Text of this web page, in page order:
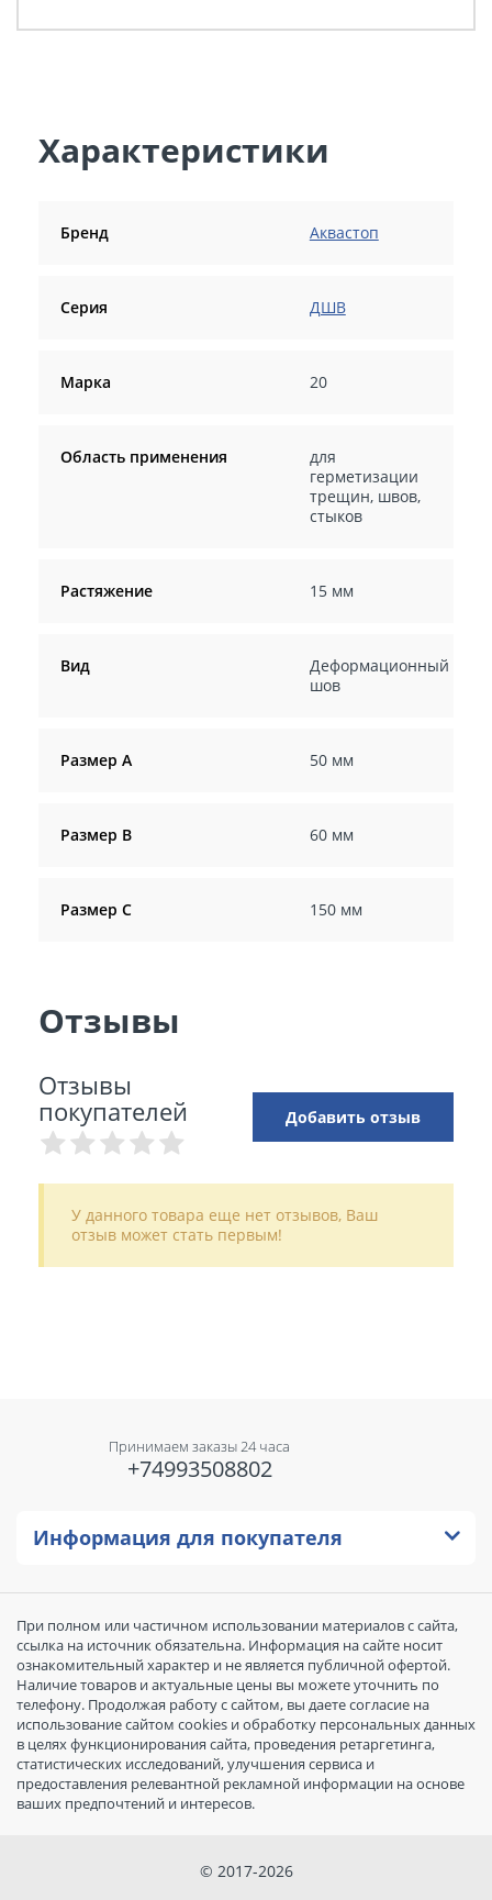
Характеристики
Бренд Аквастоп
Серия ДШВ
Марка 20
Область применения
для
герметизации
трещин, швов,
стыков
Растяжение 15 мм
Вид
Деформационный
шов
Размер А 50 мм
Размер В 60 мм
Размер С 150 мм
Отзывы
Отзывы
покупателей
Добавить отзыв
У данного товара еще нет отзывов, Ваш
отзыв может стать первым!
Принимаем заказы 24 часа
+74993508802
Информация для покупателя
При полном или частичном использовании материалов с сайта,
ссылка на источник обязательна. Информация на сайте носит
ознакомительный характер и не является публичной офертой.
Наличие товаров и актуальные цены вы можете уточнить по
телефону. Продолжая работу с сайтом, вы даете согласие на
использование сайтом cookies и обработку персональных данных
в целях функционирования сайта, проведения ретаргетинга,
статистических исследований, улучшения сервиса и
предоставления релевантной рекламной информации на основе
ваших предпочтений и интересов.
© 2017-2026